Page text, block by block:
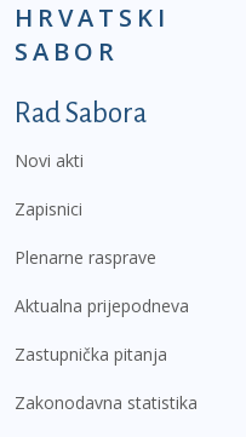
HRVATSKI
SABOR
Podnožje prvi
Rad Sabora
Novi akti
Zapisnici
Plenarne rasprave
Aktualna prijepodneva
Zastupnička pitanja
Zakonodavna statistika